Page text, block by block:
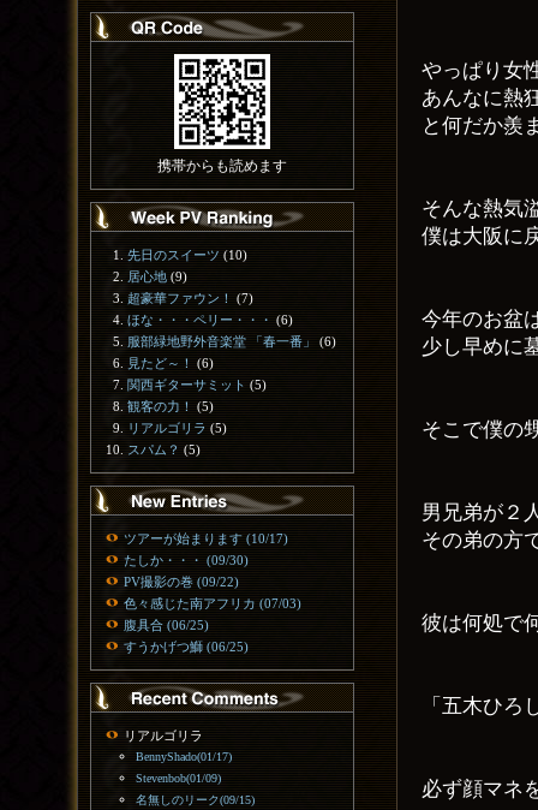
やっぱり女
あんなに熱
と何だか羨
そんな熱気
僕は大阪に
今年のお盆
少し早めに
そこで僕の
男兄弟が２
その弟の方
彼は何処で
「五木ひろ
必ず顔マネ
携帯からも読めます
先日のスイーツ (10)
居心地 (9)
超豪華ファウン！
(7)
ほな・・・ペリー・・・ (6)
服部緑地野外音楽堂 「春一番」
(6)
見たど～！
(6)
関西ギターサミット (5)
観客の力！
(5)
リアルゴリラ (5)
スパム？ (5)
ツアーが始まります (10/17)
たしか・・・ (09/30)
PV撮影の巻 (09/22)
色々感じた南アフリカ (07/03)
腹具合 (06/25)
すうかげつ鰤 (06/25)
リアルゴリラ
BennyShado(01/17)
Stevenbob(01/09)
名無しのリーク(09/15)